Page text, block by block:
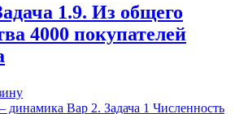
1.9. Из общего
4000 покупателей